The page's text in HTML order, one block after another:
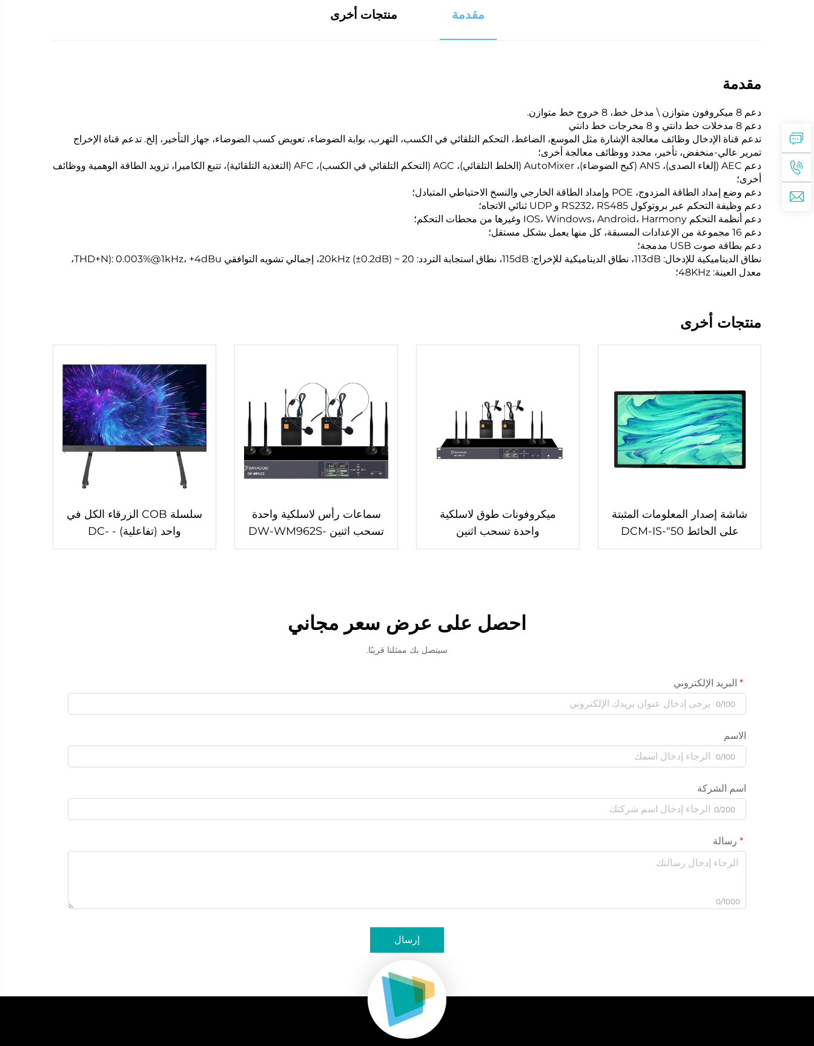
مقدمة منتجات أخرى
مقدمة
دعم 8 ميكروفون متوازن \ مدخل خط، 8 خروج خط متوازن.
دعم 8 مدخلات خط دانتي و 8 مخرجات خط دانتي
تدعم قناة الإدخال وظائف معالجة الإشارة مثل الموسع، الضاغط، التحكم التلقائي في الكسب، التهرب، بوابة الضوضاء، تعويض كسب الضوضاء، جهاز التأخير، إلخ. تدعم قناة الإخراج
تمرير عالي-منخفض، تأخير، محدد ووظائف معالجة أخرى؛
دعم AEC (إلغاء الصدى)، ANS (كبح الضوضاء)، AutoMixer (الخلط التلقائي)، AGC (التحكم التلقائي في الكسب)، AFC (التغذية التلقائية)، تتبع الكاميرا، تزويد الطاقة الوهمية ووظائف
أخرى؛
دعم وضع إمداد الطاقة المزدوج، POE وإمداد الطاقة الخارجي والنسخ الاحتياطي المتبادل؛
دعم وظيفة التحكم عبر بروتوكول RS232، RS485 و UDP ثنائي الاتجاه؛
دعم أنظمة التحكم IOS، Windows، Android، Harmony وغيرها من محطات التحكم؛
دعم 16 مجموعة من الإعدادات المسبقة، كل منها يعمل بشكل مستقل؛
دعم بطاقة صوت USB مدمجة؛
نطاق الديناميكية للإدخال: 113dB، نطاق الديناميكية للإخراج: 115dB، نطاق استجابة التردد: 20 ~ 20kHz (±0.2dB)، إجمالي تشويه التوافقي THD+N): 0.003%@1kHz، +4dBu،
معدل العينة: 48KHz؛
منتجات أخرى
شاشة إصدار المعلومات المثبتة
على الحائط 50"-DCM-IS
50W
ميكروفونات طوق لاسلكية
واحدة تسحب اثنين
سماعات رأس لاسلكية واحدة
تسحب اثنين -DW-WM962S
سلسلة COB الزرقاء الكل في
واحد (تفاعلية) - DC-
162/plus/4K
احصل على عرض سعر مجاني
سيتصل بك ممثلنا قريبًا.
البريد الإلكتروني
0/100
الاسم
0/100
اسم الشركة
0/200
رسالة
0/1000
إرسال